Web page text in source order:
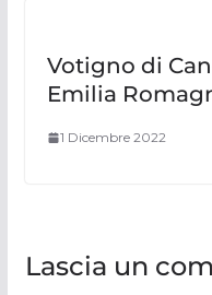
Votigno di
Emilia
1 Dicembre 2022
Lascia un